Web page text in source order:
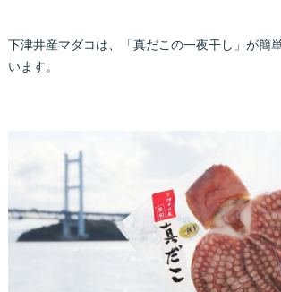
下津井産マダコは、「真だこの一夜干し」が簡
います。